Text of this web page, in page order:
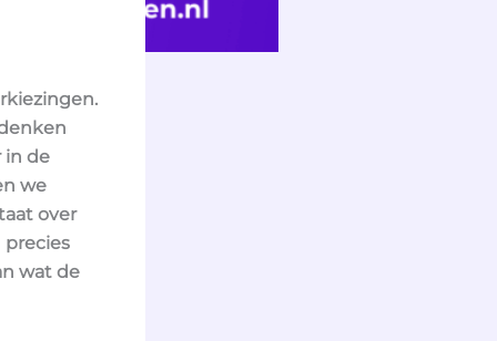
in de
we
over
precies
wat de